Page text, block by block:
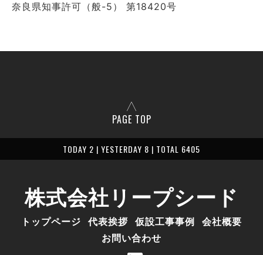
奈良県知事許可（般-5） 第18420号
PAGE TOP
TODAY 2 | YESTERDAY 8 | TOTAL 6405
株式会社リープシード
トップページ 代表挨拶 仮設工事事例 会社概要
お問い合わせ